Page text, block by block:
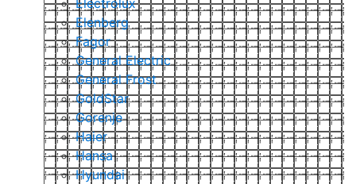
Electrolux
Elenberg
Fagor
General Electric
General Frost
GoldStar
Gorenje
Haier
Hansa
Hyundai